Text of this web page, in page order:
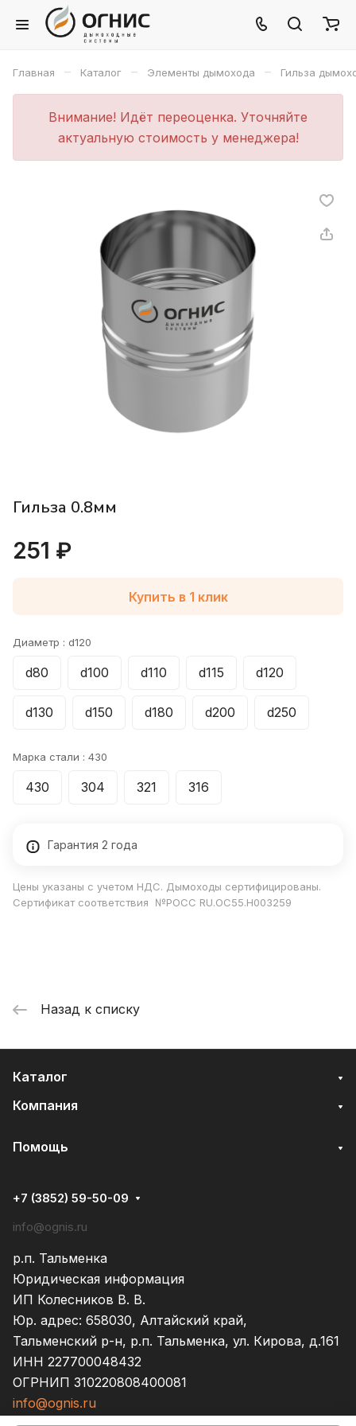
Главная – Каталог – Элементы дымохода – Гильза
Внимание! Идёт переоценка. Уточняйте
актуальную стоимость у менеджера!
Гильза 0.8мм
251 ₽
Купить в 1 клик
Диаметр : d120
d80 d100 d110 d115 d120
d130 d150 d180 d200 d250
Марка стали : 430
430 304 321 316
Гарантия 2 года
Цены указаны с учетом НДС. Дымоходы сертифицированы.
Сертификат соответствия №РОСС RU.ОС55.Н003259
Назад к списку
Каталог
Компания
Помощь
+7 (3852) 59-50-09
info@ognis.ru
р.п. Тальменка
Юридическая информация
ИП Колесников В. В.
Юр. адрес: 658030, Алтайский край,
Тальменский р-н, р.п. Тальменка, ул. Кирова, д.161
ИНН 227700048432
ОГРНИП 310220808400081
info@ognis.ru